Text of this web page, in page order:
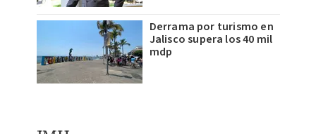
Derrama por turismo en
Jalisco supera los 40 mil
mdp